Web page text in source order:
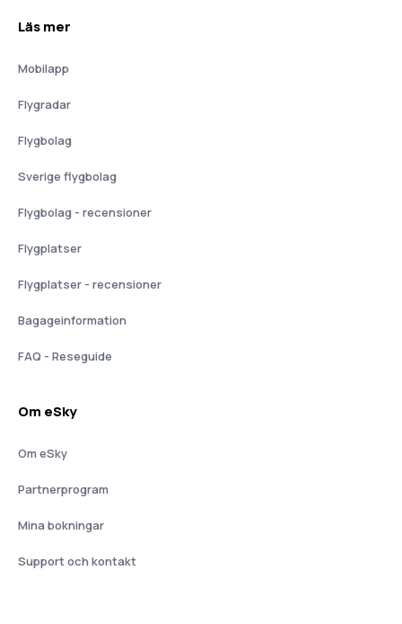
Läs mer
Mobilapp
Flygradar
Flygbolag
Sverige flygbolag
Flygbolag - recensioner
Flygplatser
Flygplatser - recensioner
Bagageinformation
FAQ - Reseguide
Om eSky
Om eSky
Partnerprogram
Mina bokningar
Support och kontakt